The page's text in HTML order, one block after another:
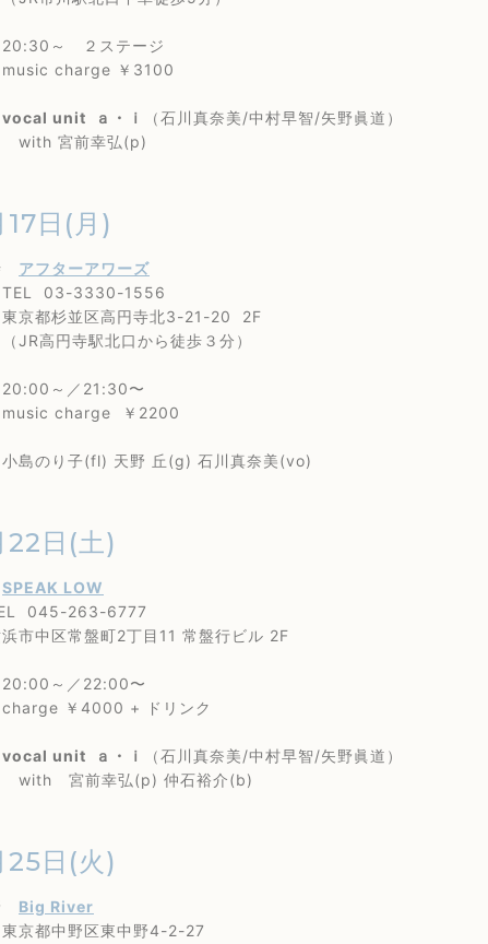
～ ２ステージ
charge ￥3100
vocal unit ａ・ｉ
（石川真奈美/中村早智/矢野眞道）
宮前幸弘(p)
17日(月)
アフターアワーズ
03-3330-1556
杉並区高円寺北3-21-20 2F
円寺駅北口から徒歩３分）
～／21:30〜
charge ￥2200
のり子(fl) 天野 丘(g) 石川真奈美(vo)
22日(土)
SPEAK LOW
045-263-6777
中区常盤町2丁目11 常盤行ビル 2F
～／22:00〜
￥4000 + ドリンク
vocal unit ａ・ｉ
（石川真奈美/中村早智/矢野眞道）
宮前幸弘(p) 仲石裕介(b)
25日(火)
Big River
中野区東中野4-2-27